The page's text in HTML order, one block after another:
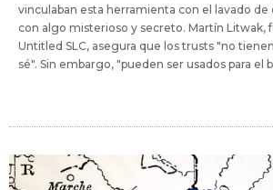
vinculaban esta herramienta con el lavado de
con algo misterioso y secreto. Martín Litwak,
Untitled SLC, asegura que los trusts "no
sé". Sin embargo, "pueden ser usados para el